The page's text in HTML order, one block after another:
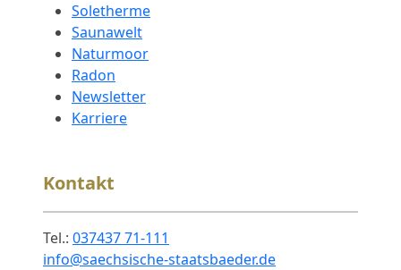
Soletherme
Saunawelt
Naturmoor
Radon
Newsletter
Karriere
Kontakt
Tel.: 037437 71-111
info@saechsische-staatsbaeder.de